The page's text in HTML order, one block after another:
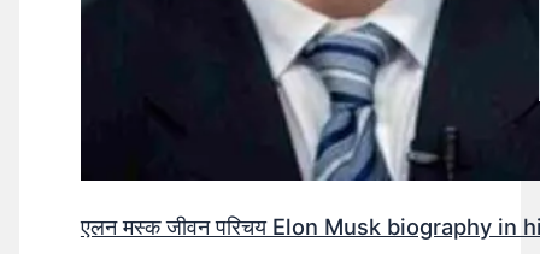
एलन मस्क जीवन परिचय Elon Musk biography in